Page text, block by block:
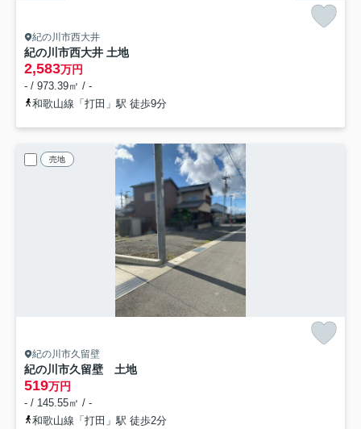
紀の川市西大井
紀の川市西大井 土地
2,583万円
- / 973.39㎡ / -
和歌山線「打田」駅 徒歩9分
売地
紀の川市久留壁
紀の川市久留壁 土地
519万円
- / 145.55㎡ / -
和歌山線「打田」駅 徒歩2分